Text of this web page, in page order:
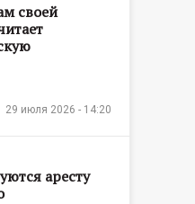
своей
29 июля 2026 - 14:20
аресту